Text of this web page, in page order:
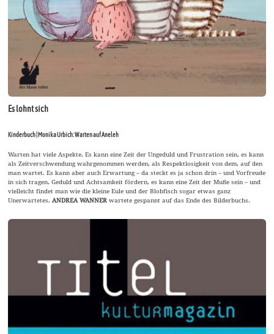
Es lohnt sich
Kinderbuch | Monika Urbich: Warten auf Aneleh
Warten hat viele Aspekte. Es kann eine Zeit der Ungeduld und Frustration sein, es kann
als Zeitverschwendung wahrgenommen werden, als Respektlosigkeit von dem, auf den
man wartet. Es kann aber auch Erwartung – da steckt es ja schon drin – und Vorfreude
in sich tragen, Geduld und Achtsamkeit fördern, es kann eine Zeit der Muße sein – und
vielleicht findet man wie die kleine Eule und der Blobfisch sogar etwas ganz
Unerwartetes.ANDREA WANNERwartete gespannt auf das Ende des Bilderbuchs.